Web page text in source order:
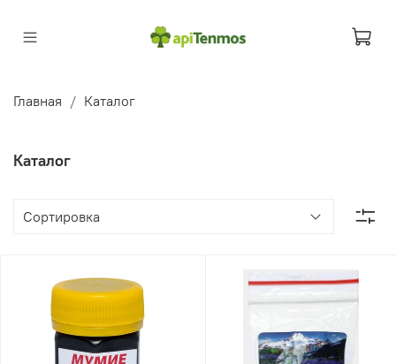
Главная Каталог
Каталог